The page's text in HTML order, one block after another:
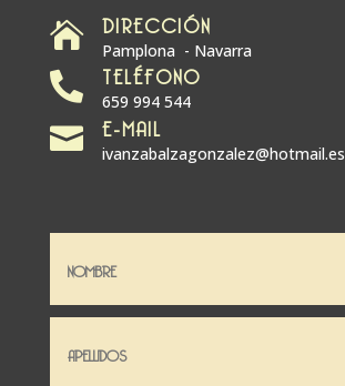
 DIRECCIÓN
Pamplona - Navarra
 TELÉFONO
659 994 544
 E-MAIL
ivanzabalzagonzalez@hotmail.es